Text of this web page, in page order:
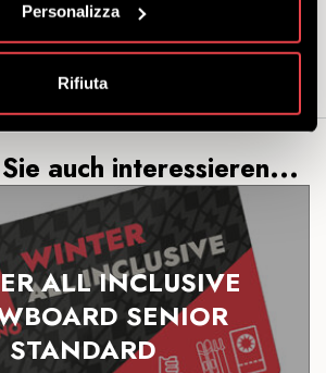
Personalizza
Rifiuta
vorschlagen.
auch interessieren...
ALL INCLUSIVE
SENIOR
STANDARD